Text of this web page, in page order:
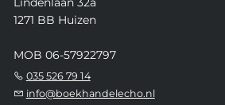
1271 BB Huizen
MOB 06-57922797
035 526 79 14
info@boekhandelecho.nl